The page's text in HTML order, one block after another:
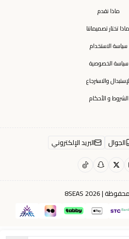
ماذا نقدم
تختار تصميماتنا
سياسة الاستخدام
سياسة الخصوصية
والاسترجاع
الشروط و الأحكام
الجوال البريد الإلكتروني
| 2026
8SEAS